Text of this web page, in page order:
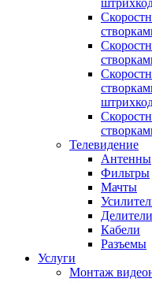
Телевидение
Антенны
Фильтры
Мачты
Кабели
Разъемы
Услуги
Монтаж